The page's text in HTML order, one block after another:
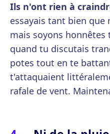
Ils n'ont rien à
essayais tant bien
mais soyons honnêtes
quand tu discutais
potes tout en te
t'attaquaient
rafale de vent.